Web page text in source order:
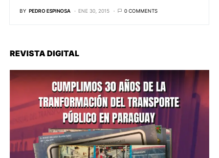
BY PEDRO ESPINOSA ENE 30, 2015 0 COMMENTS
REVISTA DIGITAL